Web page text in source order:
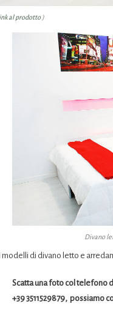
al prodotto )
Divano
modelli di divano letto e
Scatta una foto col telefono
+39 3511529879, possiamo